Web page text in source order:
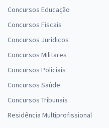
Concursos Educação
Concursos Fiscais
Concursos Jurídicos
Concursos Militares
Concursos Policiais
Concursos Saúde
Concursos Tribunais
Residência Multiprofissional